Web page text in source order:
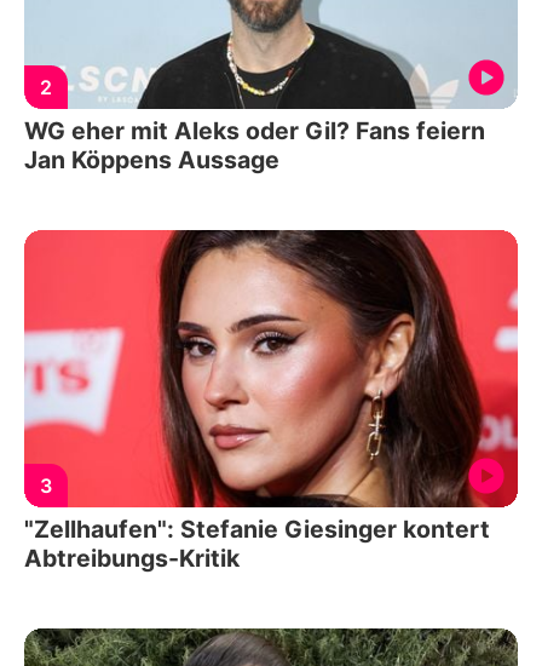
2
WG eher mit Aleks oder Gil? Fans feiern
Jan Köppens Aussage
3
"Zellhaufen": Stefanie Giesinger kontert
Abtreibungs-Kritik